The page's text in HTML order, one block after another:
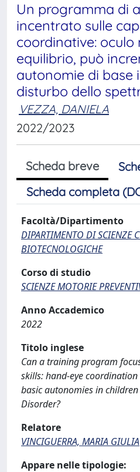
Un programma di
incentrato sulle
coordinative: oculo
equilibrio, può
autonomie di base
disturbo dello
VEZZA, DANIELA
2022/2023
Scheda breve
Scheda completa
Facoltà/Dipartimento
DIPARTIMENTO DI SCIENZE
BIOTECNOLOGICHE
Corso di studio
SCIENZE MOTORIE
Anno Accademico
2022
Titolo inglese
Can a training program
skills: hand-eye
basic autonomies in
Disorder?
Relatore
VINCIGUERRA, MARIA GIULIA
Appare nelle tipologie: